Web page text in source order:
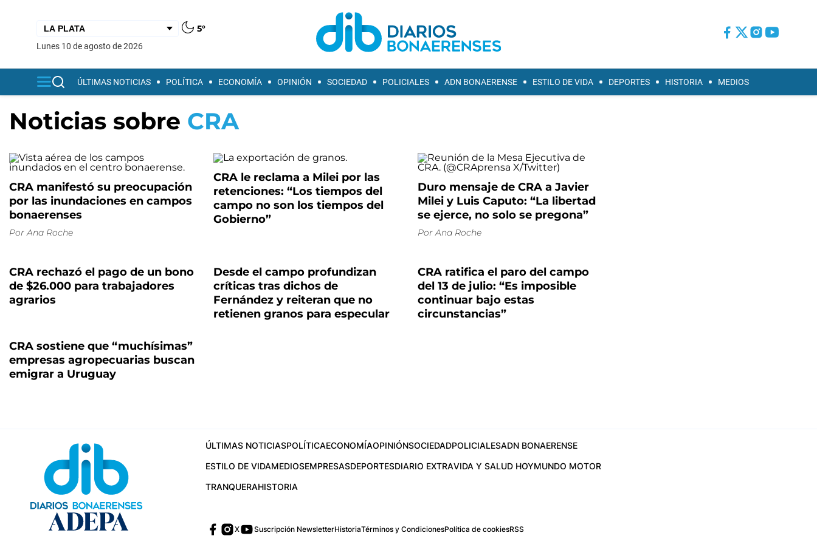
5°
lunes 10 de agosto de 2026
ÚLTIMAS NOTICIAS POLÍTICA ECONOMÍA OPINIÓN SOCIEDAD POLICIALES ADN BONAERENSE ESTILO DE VIDA DEPORTES HISTORIA MEDIOS
Noticias sobre CRA
CRA manifestó su preocupación
por las inundaciones en campos
bonaerenses
Por Ana Roche
CRA le reclama a Milei por las
retenciones: “Los tiempos del
campo no son los tiempos del
Gobierno”
Duro mensaje de CRA a Javier
Milei y Luis Caputo: “La libertad
se ejerce, no solo se pregona”
Por Ana Roche
CRA rechazó el pago de un bono
de $26.000 para trabajadores
agrarios
Desde el campo profundizan
críticas tras dichos de
Fernández y reiteran que no
retienen granos para especular
CRA ratifica el paro del campo
del 13 de julio: “Es imposible
continuar bajo estas
circunstancias”
CRA sostiene que “muchísimas”
empresas agropecuarias buscan
emigrar a Uruguay
ÚLTIMAS NOTICIASPOLÍTICAECONOMÍAOPINIÓNSOCIEDADPOLICIALESADN BONAERENSE
ESTILO DE VIDAMEDIOSEMPRESASDEPORTESDIARIO EXTRAVIDA Y SALUD HOYMUNDO MOTOR
TRANQUERAHISTORIA
X Suscripción NewsletterHistoriaTérminos y CondicionesPolítica de cookiesRSS